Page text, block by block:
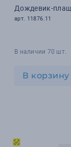
Дождевик-плащ
арт. 11876.11
В наличии 70 шт.
В корзину